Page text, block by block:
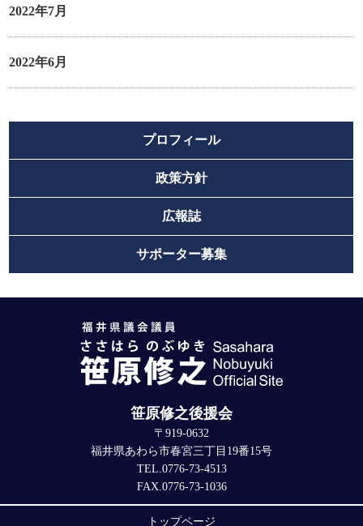
2022年7月
2022年6月
プロフィール
政策方針
広報誌
サポーター募集
笹原修之後援会
〒919-0632
福井県あわら市春宮三丁目19番15号
TEL.0776-73-4513
FAX.0776-73-1036
トップページ